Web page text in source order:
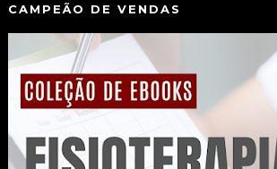
CAMPEÃO DE VENDAS